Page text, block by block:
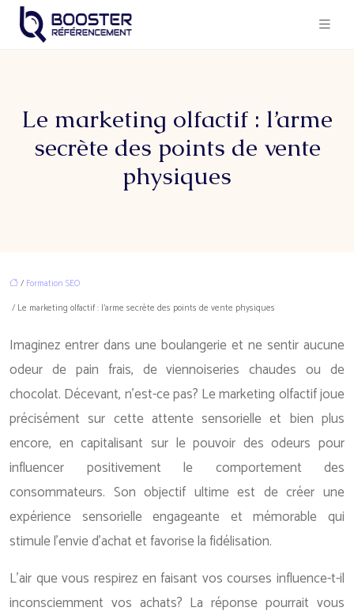
Le marketing olfactif : l’arme
secrète des points de vente
physiques
/ Formation SEO
/ Le marketing olfactif : l’arme secrète des points de vente physiques
Imaginez entrer dans une boulangerie et ne sentir aucune
odeur de pain frais, de viennoiseries chaudes ou de
chocolat. Décevant, n’est-ce pas? Le marketing olfactif joue
précisément sur cette attente sensorielle et bien plus
encore, en capitalisant sur le pouvoir des odeurs pour
influencer positivement le comportement des
consommateurs. Son objectif ultime est de créer une
expérience sensorielle engageante et mémorable qui
stimule l’envie d’achat et favorise la fidélisation.
L’air que vous respirez en faisant vos courses influence-t-il
inconsciemment vos achats? La réponse pourrait vous